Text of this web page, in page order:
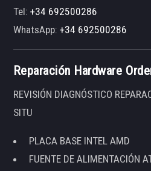
Tel:+34 692500286
WhatsApp:+34 692500286
Reparación Hardware
REVISIÓN DIAGNÓSTICO
SITU
PLACA BASE INTEL AMD
FUENTE DE ALIMENTACIÓN